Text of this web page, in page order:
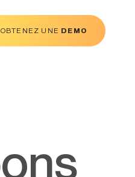
OBTENEZ UNE DEMO